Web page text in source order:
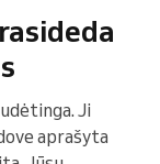
Ji
aprašyta